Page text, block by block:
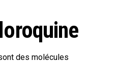
des molécules